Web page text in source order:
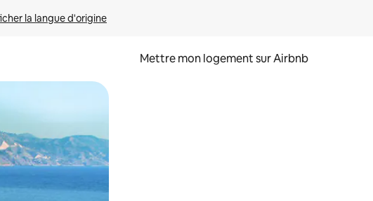
la langue d'origine
Mettre mon logement sur Airbnb